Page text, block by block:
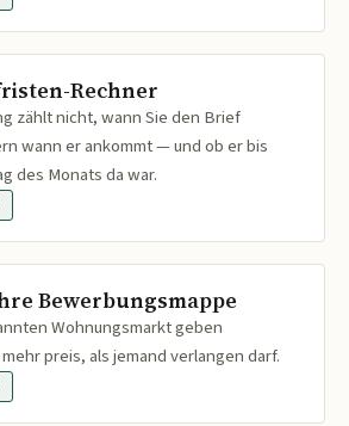
Rechner
zählt nicht, wann Sie den Brief
wann er ankommt — und ob er bis
des Monats da war.
Bewerbungsmappe
Wohnungsmarkt geben
preis, als jemand verlangen darf.